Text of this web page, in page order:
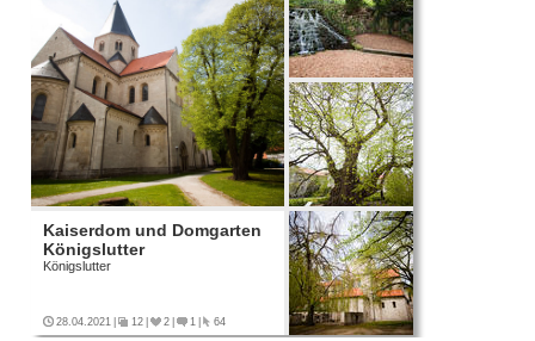
Kaiserdom und Domgarten
Königslutter
Königslutter
28.04.2021 12 2 1 64